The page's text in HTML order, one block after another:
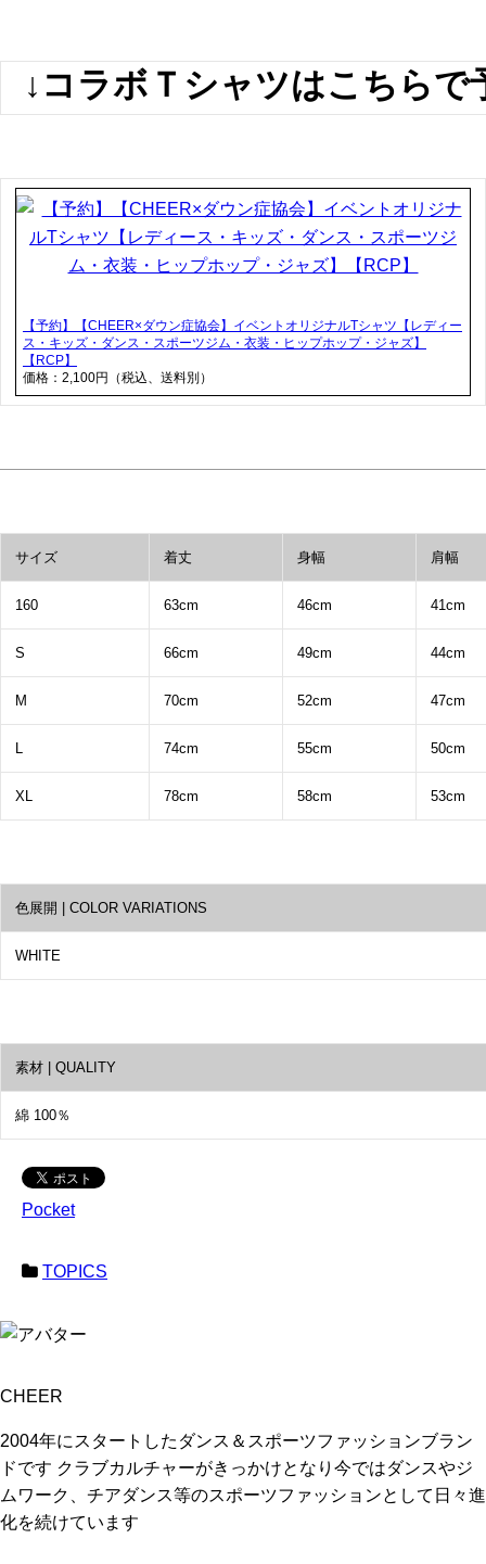
↓コラボＴシャツはこちらで
【予約】【CHEER×ダウン症協会】イベントオリジナルTシャツ【レディー
ス・キッズ・ダンス・スポーツジム・衣装・ヒップホップ・ジャズ】
【RCP】
価格：2,100円（税込、送料別）
サイズ 着丈 身幅 肩幅
160 63cm 46cm 41cm
S 66cm 49cm 44cm
M 70cm 52cm 47cm
L 74cm 55cm 50cm
XL 78cm 58cm 53cm
色展開 | COLOR VARIATIONS
WHITE
素材 | QUALITY
綿 100％
Pocket
TOPICS
CHEER
2004年にスタートしたダンス＆スポーツファッションブラン
ドです クラブカルチャーがきっかけとなり今ではダンスやジ
ムワーク、チアダンス等のスポーツファッションとして日々進
化を続けています